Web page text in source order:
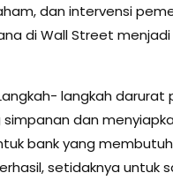
dan intervensi
di Wall Street
langkah
simpanan dan
bank yang
setidaknya untuk